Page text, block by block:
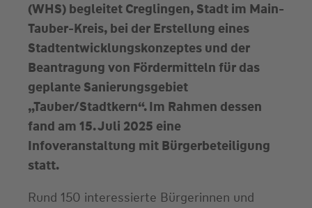
(WHS) begleitet Creglingen, Stadt im Main-
Tauber-Kreis, bei der Erstellung eines
Stadtentwicklungskonzeptes und der
Beantragung von Fördermitteln für das
geplante Sanierungsgebiet
„Tauber/Stadtkern“. Im Rahmen dessen
fand am 15. Juli 2025 eine
Infoveranstaltung mit Bürgerbeteiligung
statt.
Rund 150 interessierte Bürgerinnen und